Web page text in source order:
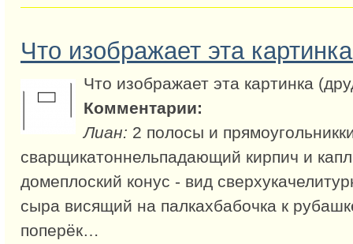
Что изображает эта
Что изображает эта картинка
Комментарии:
Лиан: 2 полосы и
сварщикатоннельпадающий кирпич и
домеплоский конус - вид
сыра висящий на палкахбабочка к
поперёк…